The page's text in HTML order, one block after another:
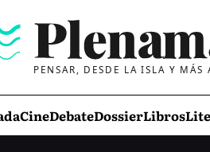
PENSAR, DESDE LA ISLA Y MÁS
CineDebateDossierLibros